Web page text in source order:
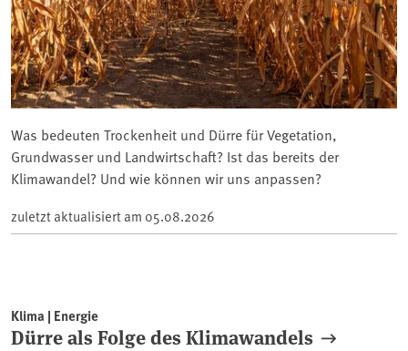
Was bedeuten Trockenheit und Dürre für Vegetation,
Grundwasser und Landwirtschaft? Ist das bereits der
Klimawandel? Und wie können wir uns anpassen?
zuletzt aktualisiert am 05.08.2026
Klima | Energie
Dürre als Folge des Klimawandels